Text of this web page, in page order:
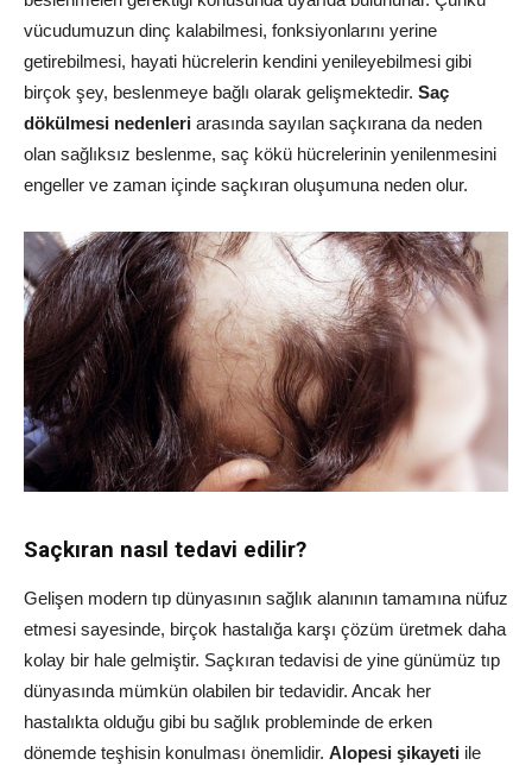
vücudumuzun dinç kalabilmesi, fonksiyonlarını yerine
getirebilmesi, hayati hücrelerin kendini yenileyebilmesi gibi
birçok şey, beslenmeye bağlı olarak gelişmektedir. Saç
dökülmesi nedenleri arasında sayılan saçkırana da neden
olan sağlıksız beslenme, saç kökü hücrelerinin yenilenmesini
engeller ve zaman içinde saçkıran oluşumuna neden olur.
Saçkıran nasıl tedavi edilir?
Gelişen modern tıp dünyasının sağlık alanının tamamına nüfuz
etmesi sayesinde, birçok hastalığa karşı çözüm üretmek daha
kolay bir hale gelmiştir. Saçkıran tedavisi de yine günümüz tıp
dünyasında mümkün olabilen bir tedavidir. Ancak her
hastalıkta olduğu gibi bu sağlık probleminde de erken
dönemde teşhisin konulması önemlidir. Alopesi şikayeti ile